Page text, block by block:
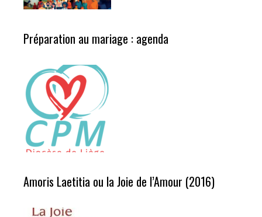
Préparation au mariage : agenda
Amoris Laetitia ou la Joie de l’Amour (2016)